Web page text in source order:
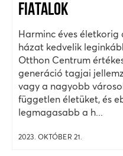
FIATALOK
Harminc éves
házat kedvelik
Otthon Centrum
generáció tagjai
vagy a nagyobb
független életüket, és
legmagasabb a h...
2023. OKTÓBER 21.